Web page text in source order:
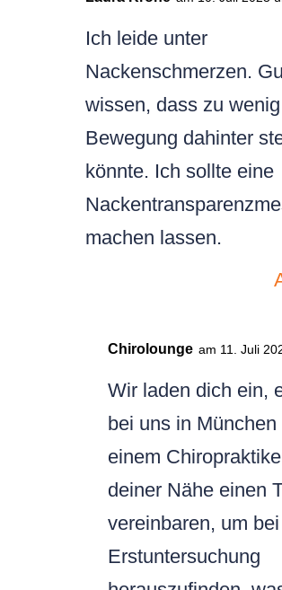
Ich leide unter
Nackenschmerzen.
wissen, dass zu wenig
Bewegung dahinter
könnte. Ich sollte eine
machen lassen.
Chirolounge am 11. Juli
Wir laden dich ein,
bei uns in München
einem
deiner Nähe einen
vereinbaren, um
Erstuntersuchung